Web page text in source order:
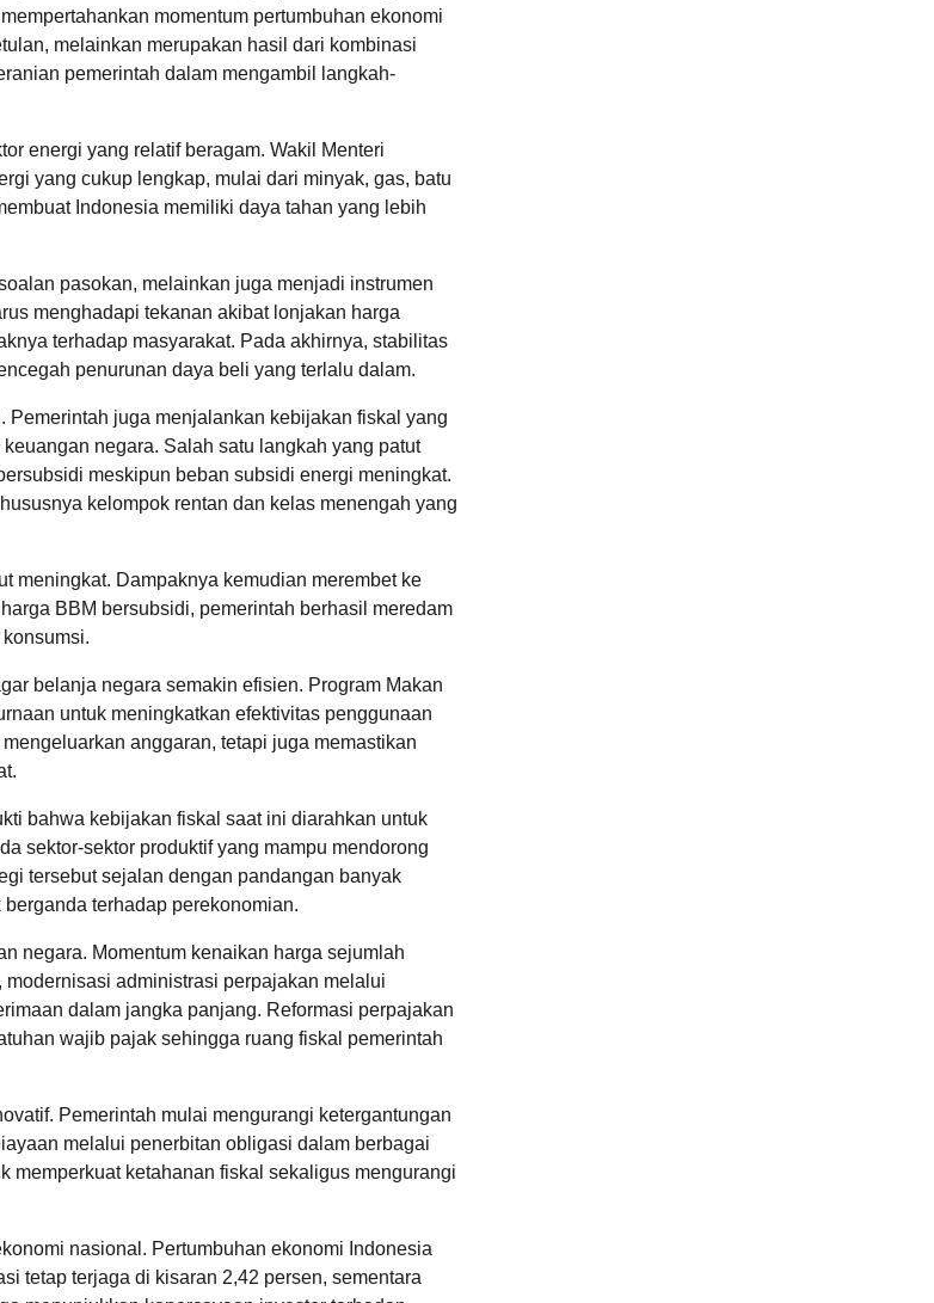
momentum pertumbuhan ekonomi
melainkan merupakan hasil dari kombinasi
pemerintah dalam mengambil langkah-
energi yang relatif beragam. Wakil Menteri
yang cukup lengkap, mulai dari minyak, gas, batu
Indonesia memiliki daya tahan yang lebih
pasokan, melainkan juga menjadi instrumen
menghadapi tekanan akibat lonjakan harga
terhadap masyarakat. Pada akhirnya, stabilitas
penurunan daya beli yang terlalu dalam.
Pemerintah juga menjalankan kebijakan fiskal yang
negara. Salah satu langkah yang patut
meskipun beban subsidi energi meningkat.
kelompok rentan dan kelas menengah yang
meningkat. Dampaknya kemudian merembet ke
BBM bersubsidi, pemerintah berhasil meredam
belanja negara semakin efisien. Program Makan
untuk meningkatkan efektivitas penggunaan
anggaran, tetapi juga memastikan
bahwa kebijakan fiskal saat ini diarahkan untuk
sektor-sektor produktif yang mampu mendorong
tersebut sejalan dengan pandangan banyak
terhadap perekonomian.
negara. Momentum kenaikan harga sejumlah
administrasi perpajakan melalui
dalam jangka panjang. Reformasi perpajakan
wajib pajak sehingga ruang fiskal pemerintah
Pemerintah mulai mengurangi ketergantungan
melalui penerbitan obligasi dalam berbagai
memperkuat ketahanan fiskal sekaligus mengurangi
nasional. Pertumbuhan ekonomi Indonesia
tetap terjaga di kisaran 2,42 persen, sementara